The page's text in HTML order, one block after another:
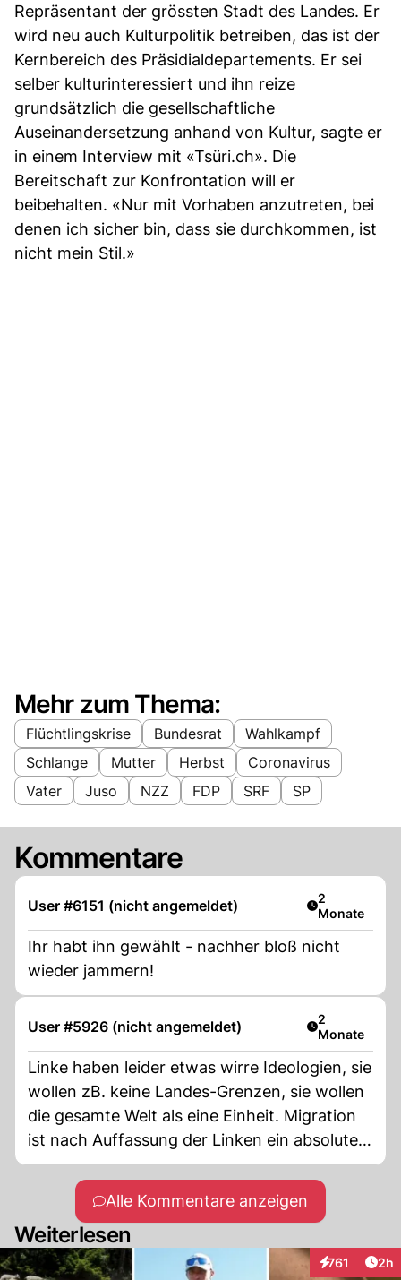
Repräsentant der grössten Stadt des Landes. Er
wird neu auch Kulturpolitik betreiben, das ist der
Kernbereich des Präsidialdepartements. Er sei
selber kulturinteressiert und ihn reize
grundsätzlich die gesellschaftliche
Auseinandersetzung anhand von Kultur, sagte er
in einem Interview mit «Tsüri.ch». Die
Bereitschaft zur Konfrontation will er
beibehalten. «Nur mit Vorhaben anzutreten, bei
denen ich sicher bin, dass sie durchkommen, ist
nicht mein Stil.»
Mehr zum Thema:
Flüchtlingskrise Bundesrat
Wahlkampf
Schlange
Mutter Herbst
Coronavirus
Vater
Juso NZZ FDP SRF SP
Kommentare
User #6151 (nicht angemeldet) Artikel
2
Monate
Ihr habt ihn gewählt - nachher bloß nicht
wieder jammern!
User #5926 (nicht angemeldet) Artikel
2
Monate
Linke haben leider etwas wirre Ideologien, sie
wollen zB. keine Landes-Grenzen, sie wollen
die gesamte Welt als eine Einheit. Migration
ist nach Auffassung der Linken ein absolutes
Menschenrecht. Heimatliebe und
Nationalstolz hingegen sind Linken ein
Gräuel. Linke finden deshalb Pässe unnötig
und hindernd. Zum Glück werden die
Anhänger dieser Ideologien anzahlmässig
Alle Kommentare anzeigen
Weiterlesen
761
Interaktionen
2h